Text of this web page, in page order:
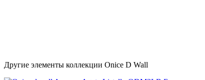
Другие элементы коллекции Onice D Wall